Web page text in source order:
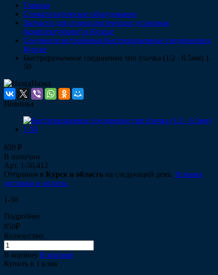
Главная
Стоматологическое оборудование
Запчасти для стоматологических установок
(комплектующие) в Курске
Соединители/тройники/быстроразъемные соединения в
Курске
Быстроразъемное соединение тип ёлочка (1/2 - 6.5мм) 1-
50
Назад
Новинка
850 ₽
В наличии
Арт. 1-50,412
Отправим в Курск и область на следующий день. Условия
доставки и оплаты.
1-50
Подробнее
850₽
Количество:
В корзину В корзине
Купить в 1 клик